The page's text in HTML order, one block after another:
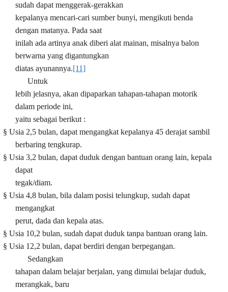
sudah dapat menggerak-gerakkan
kepalanya mencari-cari sumber bunyi, mengikuti benda
dengan matanya. Pada saat
inilah ada artinya anak diberi alat mainan, misalnya balon
berwarna yang digantungkan
diatas ayunannya.[11]
Untuk
lebih jelasnya, akan dipaparkan tahapan-tahapan motorik
dalam periode ini,
yaitu sebagai berikut :
§ Usia 2,5 bulan, dapat mengangkat kepalanya 45 derajat sambil
berbaring tengkurap.
§ Usia 3,2 bulan, dapat duduk dengan bantuan orang lain, kepala
dapat
tegak/diam.
§ Usia 4,8 bulan, bila dalam posisi telungkup, sudah dapat
mengangkat
perut, dada dan kepala atas.
§ Usia 10,2 bulan, sudah dapat duduk tanpa bantuan orang lain.
§ Usia 12,2 bulan, dapat berdiri dengan berpegangan.
Sedangkan
tahapan dalam belajar berjalan, yang dimulai belajar duduk,
merangkak, baru